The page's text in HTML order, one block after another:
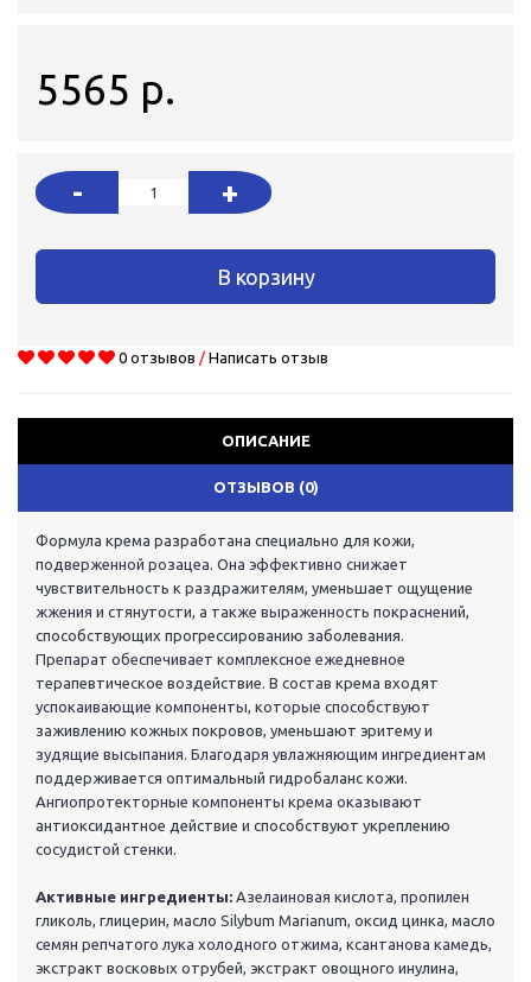
5565 р.
- +
В корзину
0 отзывов / Написать отзыв
ОПИСАНИЕ
ОТЗЫВОВ (0)
Формула крема разработана специально для кожи,
подверженной розацеа. Она эффективно снижает
чувствительность к раздражителям, уменьшает ощущение
жжения и стянутости, а также выраженность покраснений,
способствующих прогрессированию заболевания.
Препарат обеспечивает комплексное ежедневное
терапевтическое воздействие. В состав крема входят
успокаивающие компоненты, которые способствуют
заживлению кожных покровов, уменьшают эритему и
зудящие высыпания. Благодаря увлажняющим ингредиентам
поддерживается оптимальный гидробаланс кожи.
Ангиопротекторные компоненты крема оказывают
антиоксидантное действие и способствуют укреплению
сосудистой стенки.
Активные ингредиенты: Азелаиновая кислота, пропилен
гликоль, глицерин, масло Silybum Marianum, оксид цинка, масло
семян репчатого лука холодного отжима, ксантанова камедь,
экстракт восковых отрубей, экстракт овощного инулина,